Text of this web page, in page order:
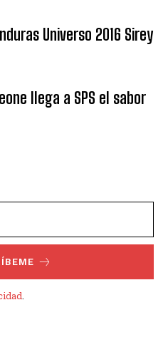
Universo 2016 Sirey
llega a SPS el sabor
.